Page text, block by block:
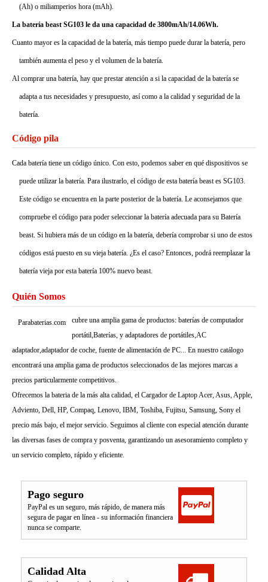
(Ah) o miliamperios hora (mAh).
La batería beast SG103 le da una capacidad de 3800mAh/14.06Wh.
Cuanto mayor es la capacidad de la batería, más tiempo puede durar la batería, pero
también aumenta el peso y el volumen de la batería.
Al comprar una batería, hay que prestar atención a si la capacidad de la batería se
adapta a tus necesidades y presupuesto, así como a la calidad y seguridad de la
batería.
Código pila
Cada batería tiene un código único. Con esto, podemos saber en qué dispositivos se
puede utilizar la batería. Para ilustrarlo, el código de esta batería beast es SG103.
Este código se encuentra en la parte posterior de la batería. Le aconsejamos que
compruebe el código para poder seleccionar la batería adecuada para su Batería
beast. Si hubiera más de un código en la batería, debería comprobar si uno de estos
códigos está puesto en su vieja batería. ¿Es el caso? Entonces, podrá reemplazar la
batería vieja por esta batería 100% nuevo beast.
Quién Somos
Parabaterias.com
cubre una amplia gama de productos: baterías de computador
portátil,Baterías, y adaptadores de portátiles,AC
adaptador,adaptador de coche, fuente de alimentación de PC... En nuestro catálogo
encontrará una amplia gama de productos seleccionados de las mejores marcas a
precios particularmente competitivos.
Ofrecemos la bateria de la más alta calidad, el Cargador de Laptop Acer, Asus, Apple,
Adviento, Dell, HP, Compaq, Lenovo, IBM, Toshiba, Fujitsu, Samsung, Sony el
precio más bajo, el mejor servicio. Seguimos al cliente con especial atención durante
las diversas fases de compra y posventa, garantizando un asesoramiento completo y
un servicio completo, rápido y eficiente.
Pago seguro
PayPal es un seguro, más rápido, de manera más
segura de pagar en línea - su información financiera
nunca se comparte.
Calidad Alta